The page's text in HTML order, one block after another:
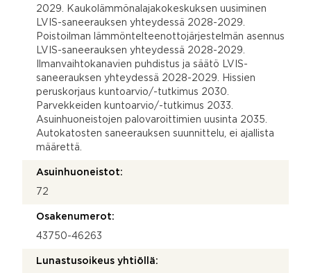
2029. Kaukolämmönalajakokeskuksen uusiminen
LVIS-saneerauksen yhteydessä 2028-2029.
Poistoilman lämmöntelteenottojärjestelmän asennus
LVIS-saneerauksen yhteydessä 2028-2029.
Ilmanvaihtokanavien puhdistus ja säätö LVIS-
saneerauksen yhteydessä 2028-2029. Hissien
peruskorjaus kuntoarvio/-tutkimus 2030.
Parvekkeiden kuntoarvio/-tutkimus 2033.
Asuinhuoneistojen palovaroittimien uusinta 2035.
Autokatosten saneerauksen suunnittelu, ei ajallista
määrettä.
Asuinhuoneistot:
72
Osakenumerot:
43750-46263
Lunastusoikeus yhtiöllä: